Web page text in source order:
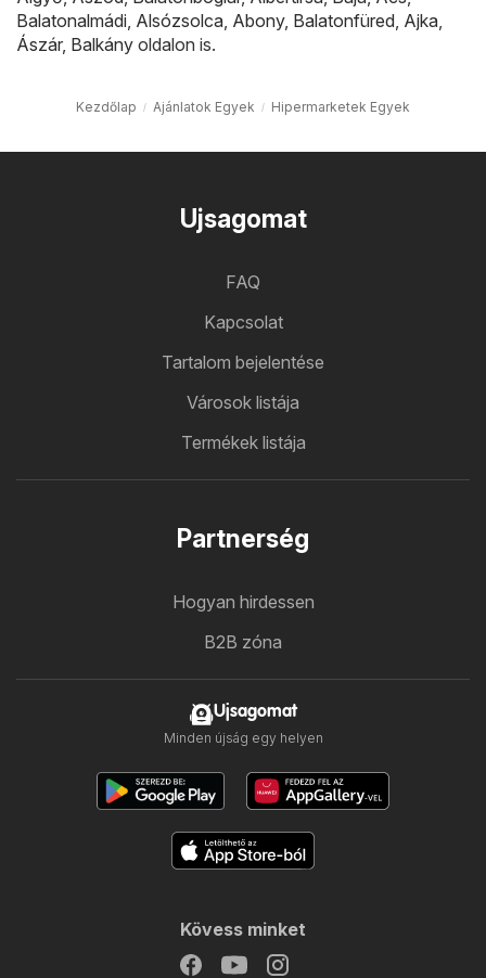
Balatonalmádi Alsózsolca Abony, Balatonfüred Ajka
Ászár, Balkány oldalon is.
Kezdőlap Ajánlatok Egyek Hipermarketek Egyek
Ujsagomat
FAQ
Kapcsolat
Tartalom bejelentése
Városok listája
Termékek listája
Partnerség
Hogyan hirdessen
B2B zóna
Ujsagomat
Minden újság egy helyen
Kövess minket